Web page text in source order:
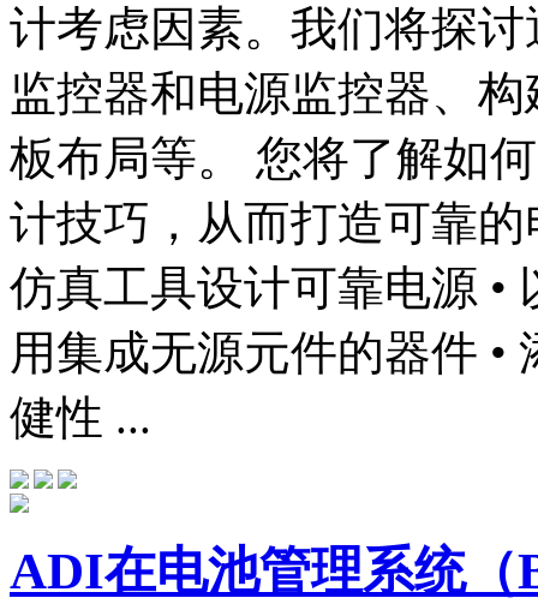
计考虑因素。我们将探
监控器和电源监控器、
板布局等。 您将了解如
计技巧，从而打造可靠
仿真工具设计可靠电源 •
用集成无源元件的器件 •
健性 ...
ADI在电池管理系统（